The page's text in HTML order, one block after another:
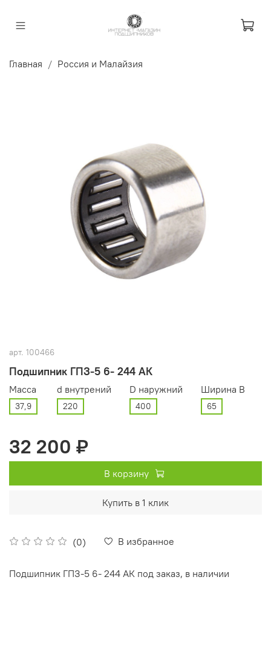
Главная Россия и Малайзия
арт. 100466
Подшипник ГПЗ-5 6- 244 АК
(0) В избранное
Масса
37,9
d внутрений
220
D наружний
400
Ширина В
65
32 200 ₽
В корзину
Купить в 1 клик
Подшипник ГПЗ-5 6- 244 АК под заказ, в наличии